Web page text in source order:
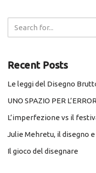
Recent Posts
Le leggi del Disegno
UNO SPAZIO PER
L’imperfezione vs il
Julie Mehretu, il disegno
Il gioco del disegnare